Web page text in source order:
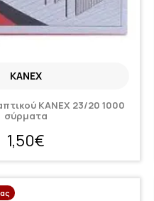
KANEX
KANEX 23/20 1000
σύρματα
1,50€